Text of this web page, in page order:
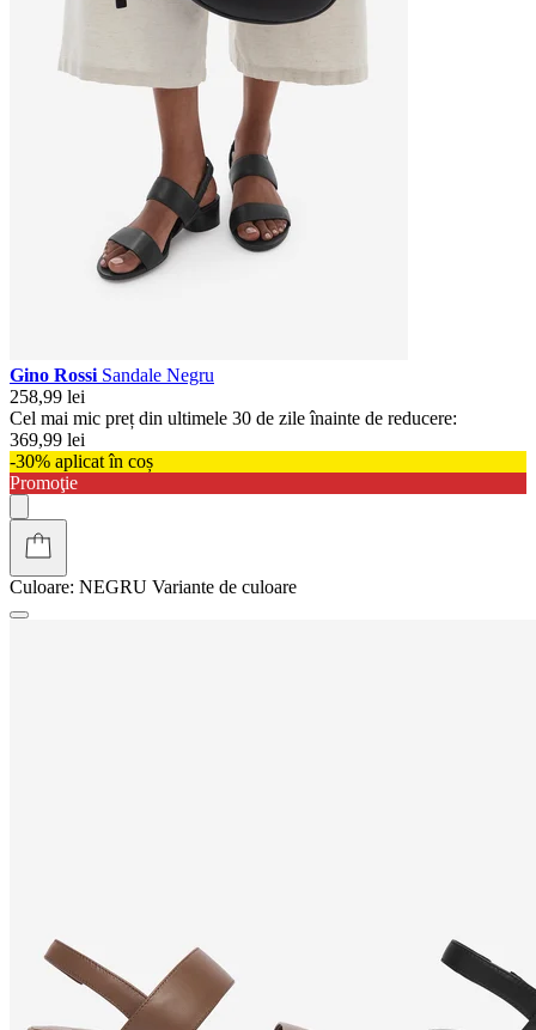
Gino Rossi Sandale Negru
258,99 lei
Cel mai mic preț din ultimele 30 de zile înainte de reducere:
369,99 lei
-30% aplicat în coș
Promoţie
Culoare: NEGRU Variante de culoare